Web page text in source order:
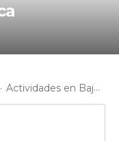
Actividades en Baja California